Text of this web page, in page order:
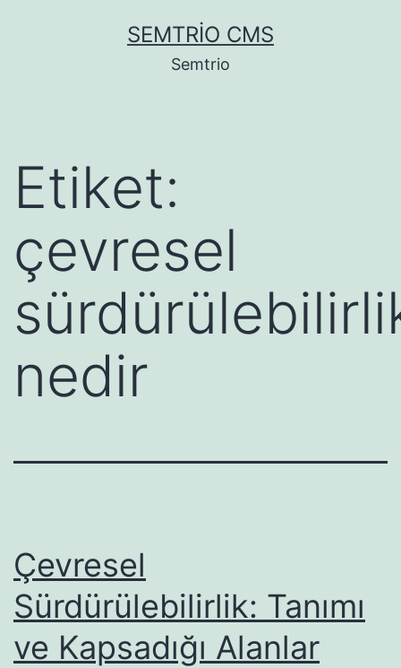
SEMTRIO CMS
Semtrio
Etiket:
çevresel
nedir
Çevresel
Sürdürülebilirlik: Tanımı
ve Kapsadığı Alanlar